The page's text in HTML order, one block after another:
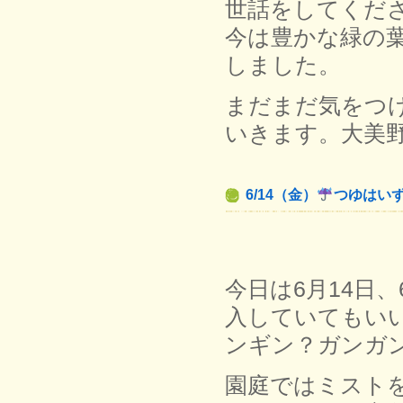
世話をしてくだ
今は豊かな緑の
しました。
まだまだ気をつ
いきます。大美
6/14（金） つゆはい
今日は6月14日
入していてもい
ンギン？ガンガ
園庭ではミスト